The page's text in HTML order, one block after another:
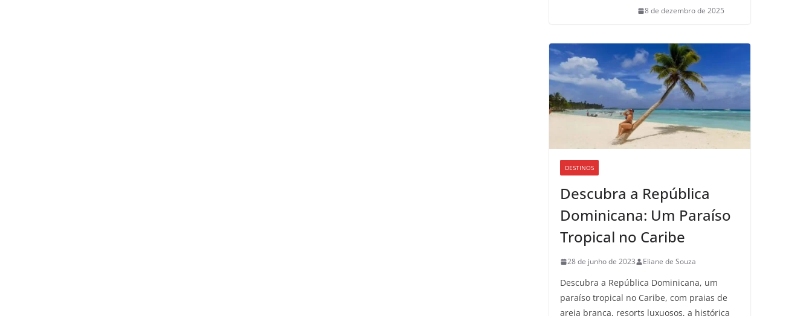
8 de dezembro de 2025
DESTINOS
Descubra a República
Dominicana: Um Paraíso
Tropical no Caribe
28 de junho de 2023 Eliane de Souza
Descubra a República Dominicana, um
paraíso tropical no Caribe, com praias de
areia branca, resorts luxuosos, a histórica